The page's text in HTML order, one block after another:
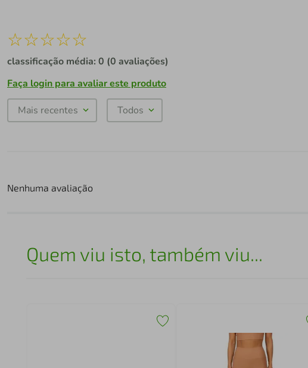
☆☆☆☆☆
classificação média: 0 (0 avaliações)
Faça login para avaliar este produto
Mais recentes Todos
Nenhuma avaliação
Quem viu isto, também viu...